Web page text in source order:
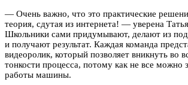
— Очень важно, что это практические
теория, сдутая из интернета! — уверена
Школьники сами придумывают, делают из
и получают результат. Каждая команда
видеоролик, который позволяет вникнуть во
тонкости процесса, потому как не все можно
работы машины.